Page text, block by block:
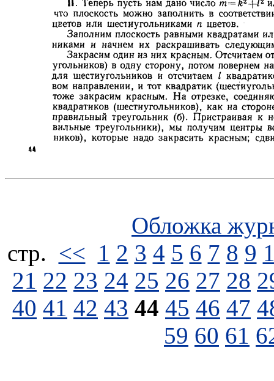
Обложка
стp. << 1 2 3 4 5 6 7 8 9
21 22 23 24 25 26 27 28
40 41 42 43 44 45 46 47
59 60 61